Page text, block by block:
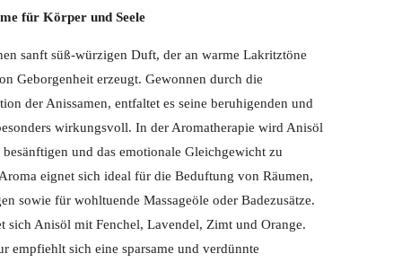
für Körper und Seele
sanft süß-würzigen Duft, der an warme Lakritztöne
Geborgenheit erzeugt. Gewonnen durch die
der Anissamen, entfaltet es seine beruhigenden und
wirkungsvoll. In der Aromatherapie wird Anisöl
und das emotionale Gleichgewicht zu
eignet sich ideal für die Beduftung von Räumen,
sowie für wohltuende Massageöle oder Badezusätze.
sich Anisöl mit Fenchel, Lavendel, Zimt und Orange.
empfiehlt sich eine sparsame und verdünnte